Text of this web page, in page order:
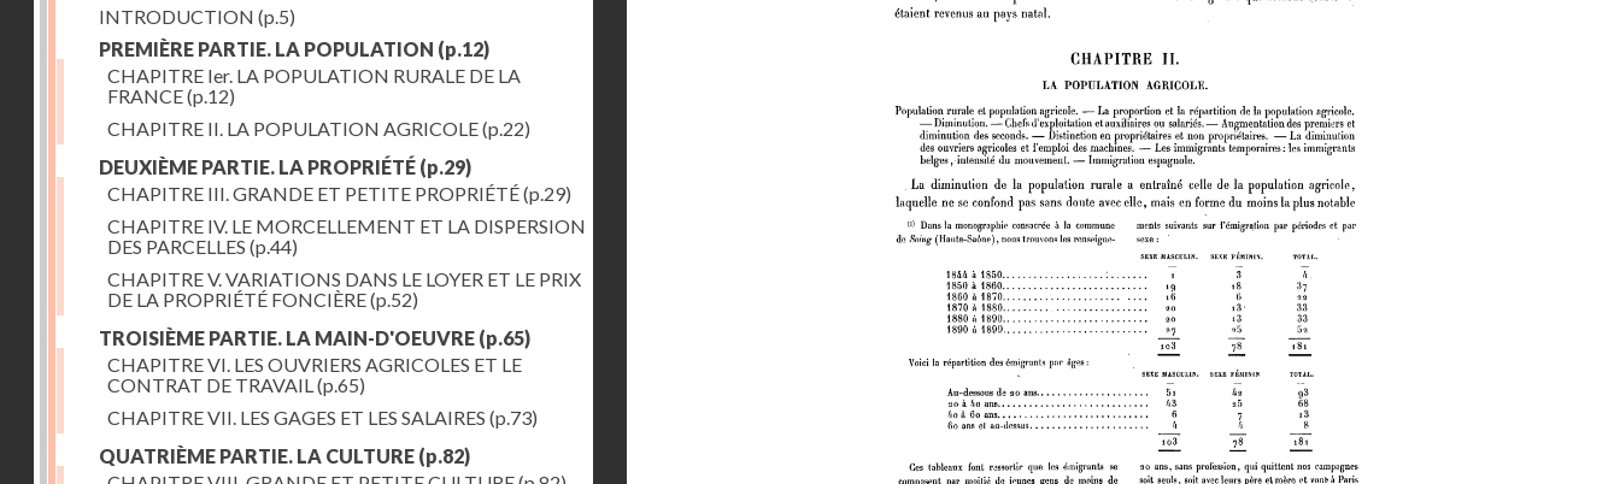
INTRODUCTION (p.5)
PREMIÈRE PARTIE. LA POPULATION (p.12)
CHAPITRE Ier. LA POPULATION RURALE DE LA
FRANCE(p.12)
CHAPITRE II. LA POPULATION AGRICOLE(p.22)
DEUXIÈME PARTIE. LA PROPRIÉTÉ (p.29)
CHAPITRE III. GRANDE ET PETITE PROPRIÉTÉ(p.29)
CHAPITRE IV. LE MORCELLEMENT ET LA DISPERSION
DES PARCELLES (p.44)
CHAPITRE V. VARIATIONS DANS LE LOYER ET LE PRIX
DE LA PROPRIÉTÉ FONCIÈRE(p.52)
TROISIÈME PARTIE. LA MAIN-D'OEUVRE (p.65)
CHAPITRE VI. LES OUVRIERS AGRICOLES ET LE
CONTRAT DE TRAVAIL(p.65)
CHAPITRE VII. LES GAGES ET LES SALAIRES (p.73)
QUATRIÈME PARTIE. LA CULTURE (p.82)